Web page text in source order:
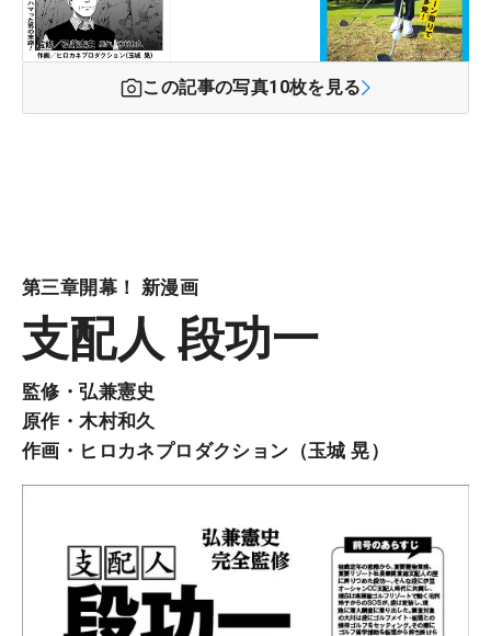
この記事の写真10枚を見る
第三章開幕！ 新漫画
支配人 段功一
監修・弘兼憲史
原作・木村和久
作画・ヒロカネプロダクション（玉城 晃）